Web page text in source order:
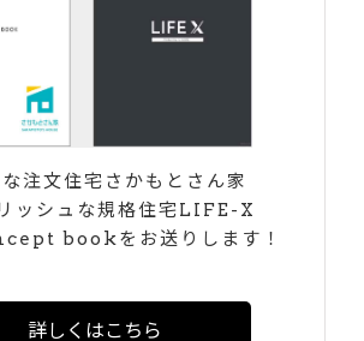
注文住宅さかもとさん家
ッシュな規格住宅LIFE-X
bookをお送りします！
詳しくはこちら